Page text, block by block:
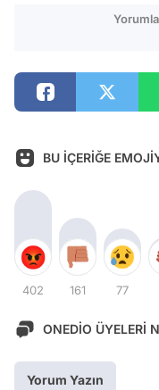
BU İÇERİĞE
402 161 77
ONEDİO ÜYELERİ
Yorum Yazın